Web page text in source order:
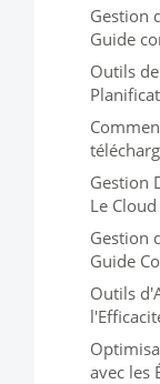
Gestion
Guide
Outils
Gestion
Le Cloud
Gestion
Guide
Outils
avec les